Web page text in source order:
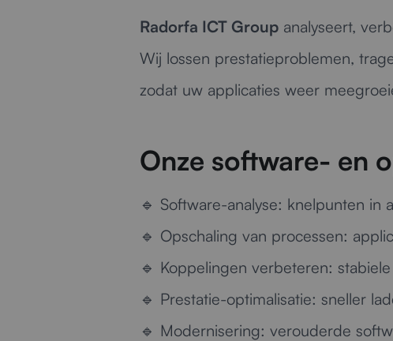
Radorfa ICT Group analyseert,
Wij lossen prestatieproblemen,
zodat uw applicaties weer
Onze software- en
🔹 Software-analyse: knelpunten in
🔹 Opschaling van processen:
🔹 Koppelingen verbeteren:
🔹 Prestatie-optimalisatie: sneller
🔹 Modernisering: verouderde